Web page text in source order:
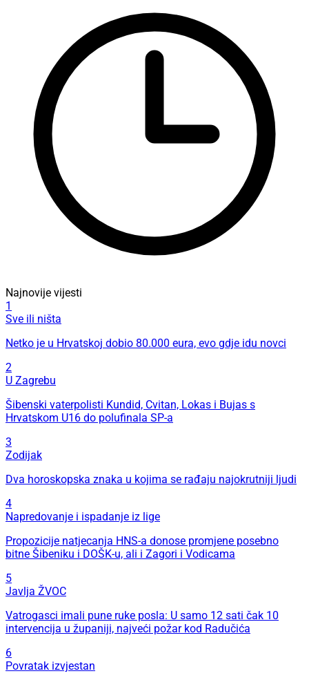
Najnovije vijesti
1
Sve ili ništa
Netko je u Hrvatskoj dobio 80.000 eura, evo gdje idu novci
2
U Zagrebu
Šibenski vaterpolisti Kundid, Cvitan, Lokas i Bujas s
Hrvatskom U16 do polufinala SP-a
3
Zodijak
Dva horoskopska znaka u kojima se rađaju najokrutniji ljudi
4
Napredovanje i ispadanje iz lige
Propozicije natjecanja HNS-a donose promjene posebno
bitne Šibeniku i DOŠK-u, ali i Zagori i Vodicama
5
Javlja ŽVOC
Vatrogasci imali pune ruke posla: U samo 12 sati čak 10
intervencija u županiji, najveći požar kod Radučića
6
Povratak izvjestan